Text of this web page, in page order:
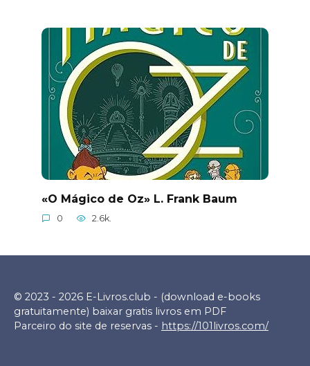
«O Mágico de Oz» L. Frank Baum
0 2.6k.
© 2023 - 2026 E-Livros.club - (download e-books
gratuitamente) baixar gratis livros em PDF
Parceiro do site de reservas - https://101livros.com/